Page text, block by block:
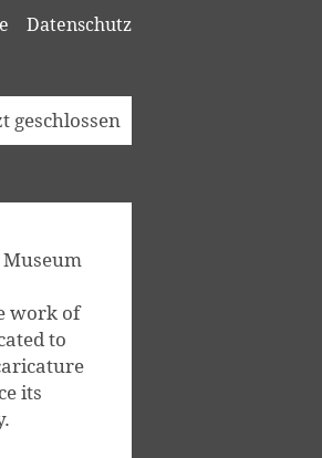
geschlossen
Datenschutz
Museum
work of
to
its